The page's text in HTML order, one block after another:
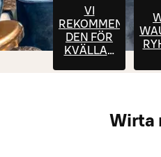
VI
REKOMMENDERAR
DEN FÖR
KVÄLLAR
Wirta